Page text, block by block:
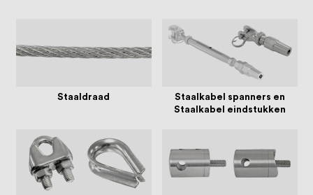
RVS op maat produceren, geheel volgens
jouw specifieke wensen. Al sinds onze
oprichting staat persoonlijke service bij
ons voorop, want we geloven dat een
goede relatie met onze klanten het
verschil maakt.
Staaldraad
Staalkabel spanners en
Staalkabel eindstukken